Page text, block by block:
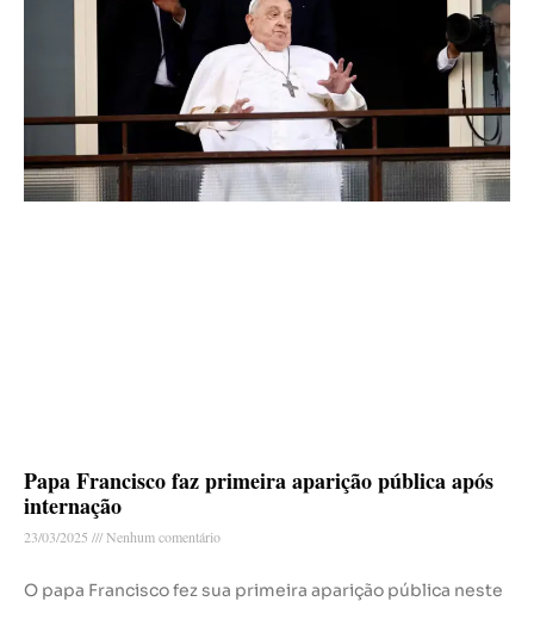
Papa Francisco faz primeira aparição pública após
internação
23/03/2025 Nenhum comentário
O papa Francisco fez sua primeira aparição pública neste